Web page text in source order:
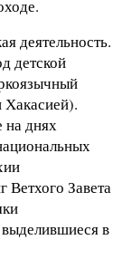
деятельность.
детской
на днях
Ветхого Завета
в